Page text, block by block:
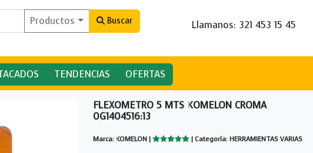
Productos Buscar Llamanos: 321 453 15 45
TENDENCIAS OFERTAS
FLEXOMETRO 5 MTS KOMELON CROMA
0G1404516:13
Marca: KOMELON | | Categoría: HERRAMIENTAS VARIAS